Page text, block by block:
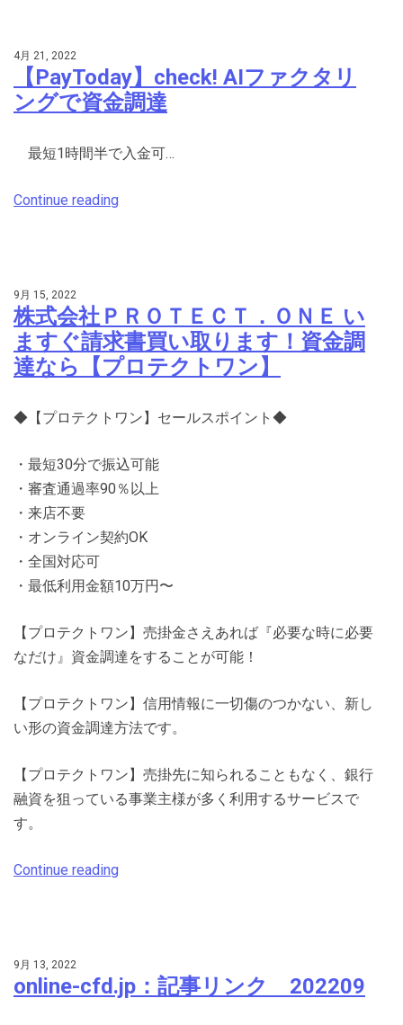
4月 21, 2022
【PayToday】check! AIファクタリ
ングで資金調達
最短1時間半で入金可…
Continue reading
9月 15, 2022
株式会社ＰＲＯＴＥＣＴ．ＯＮＥ い
ますぐ請求書買い取ります！資金調
達なら【プロテクトワン】
◆【プロテクトワン】セールスポイント◆
・最短30分で振込可能
・審査通過率90％以上
・来店不要
・オンライン契約OK
・全国対応可
・最低利用金額10万円〜
【プロテクトワン】売掛金さえあれば『必要な時に必要
なだけ』資金調達をすることが可能！
【プロテクトワン】信用情報に一切傷のつかない、新し
い形の資金調達方法です。
【プロテクトワン】売掛先に知られることもなく、銀行
融資を狙っている事業主様が多く利用するサービスで
す。
Continue reading
9月 13, 2022
online-cfd.jp：記事リンク 202209